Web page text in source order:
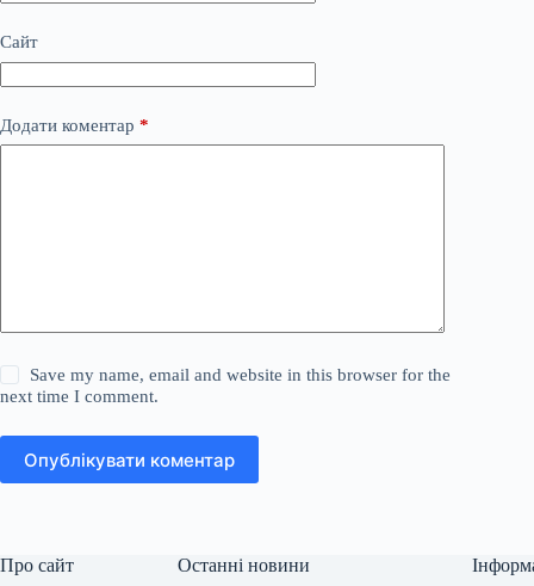
Сайт
Додати коментар *
Save my name, email and website in this browser for the
next time I comment.
Опублікувати коментар
Про сайт Останні новини